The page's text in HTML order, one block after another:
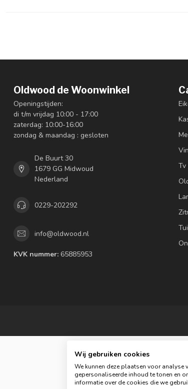
Oldwood de Woonwinkel
Openingstijden:
di t/m vrijdag 10:00 - 17:00
zaterdag: 10:00-16:00
zondag & maandag : gesloten
De Buurt 30
1679 GG Midwoud
Nederland
0229-202292
info@oldwood.nl
KVK nummer: 65885953
Wij gebruiken cookies
We kunnen deze plaatsen voor analyse
gepersonaliseerde inhoud te tonen en
informatie over de cookies die we